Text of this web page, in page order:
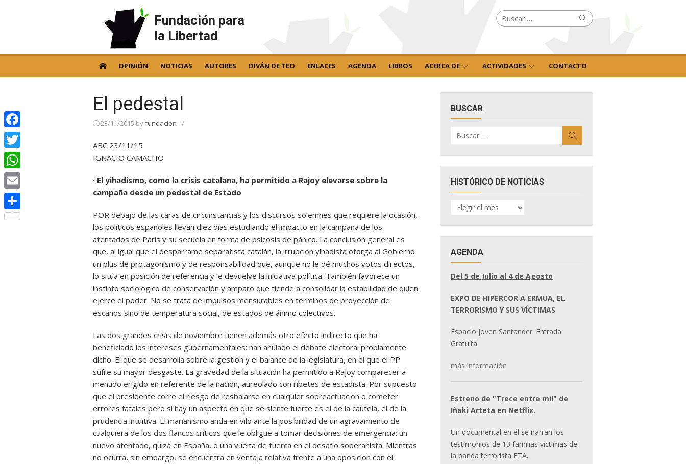
Fundación para
la Libertad
Buscar
por: Buscar
OPINIÓN NOTICIAS AUTORES DIVÁN DE TEO ENLACES AGENDA LIBROS ACERCA DE ACTIVIDADES CONTACTO
El pedestal
23/11/2015 byfundacion /
ABC 23/11/15
IGNACIO CAMACHO
· El yihadismo, como la crisis catalana, ha permitido a Rajoy elevarse sobre la
campaña desde un pedestal de Estado
POR debajo de las caras de circunstancias y los discursos solemnes que requiere la ocasión,
los políticos españoles llevan diez días estudiando el impacto en la campaña de los
atentados de París y su secuela en forma de psicosis de pánico. La conclusión general es
que, al igual que el desparrame separatista catalán, la irrupción yihadista otorga al Gobierno
un plus de protagonismo y de responsabilidad que, aunque no le dé muchos votos directos,
lo sitúa en posición de referencia y le devuelve la iniciativa política. También favorece un
instinto sociológico de conservación y amparo que tiende a consolidar la estabilidad de quien
ejerce el poder. No se trata de impulsos mensurables en términos de proyección de
escaños sino de temperatura social, de estados de ánimo colectivos.
Las dos grandes crisis de noviembre tienen además otro efecto indirecto que ha
beneficiado los intereses gubernamentales: han anulado el debate electoral propiamente
dicho. El que se desarrolla sobre la gestión y el balance de la legislatura, en el que el PP
sufre su mayor desgaste. La gravedad de la situación ha permitido a Rajoy comparecer a
menudo erigido en referente de la nación, aureolado con ribetes de estadista. Por supuesto
que el presidente corre el riesgo de resbalarse en cualquier sobreactuación o cometer
errores fatales pero si hay un aspecto en que se siente fuerte es el de la cautela, el de la
prudencia intuitiva. El marianismo anda en vilo ante la posibilidad de un agravamiento de
cualquiera de los dos flancos críticos que le obligue a tomar decisiones de emergencia: un
nuevo atentado, quizá en España, o una vuelta de tuerca en el desafío soberanista. Mientras
no ocurra, sin embargo, se encuentra en ventaja relativa frente a una oposición con el
BUSCAR
por:
HISTÓRICO DE NOTICIAS
HISTÓRICO
DE
AGENDA
Del 5 de Julio al 4 de Agosto
EXPO DE HIPERCOR A ERMUA, EL
TERRORISMO Y SUS VÍCTIMAS
Espacio Joven Santander. Entrada
Gratuita
más información
Estreno de "Trece entre mil" de
Iñaki Arteta en Netflix.
Un documental en él se narran los
testimonios de 13 familias víctimas de
la banda terrorista ETA.
Facebook
Twitter
WhatsApp
Email
Compartir